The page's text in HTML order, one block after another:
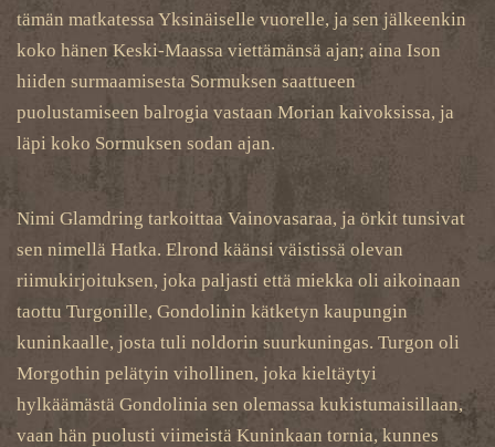
tämän matkatessa Yksinäiselle vuorelle, ja sen jälkeenkin
koko hänen Keski-Maassa viettämänsä ajan; aina Ison
hiiden surmaamisesta Sormuksen saattueen
puolustamiseen balrogia vastaan Morian kaivoksissa, ja
läpi koko Sormuksen sodan ajan.
Nimi Glamdring tarkoittaa Vainovasaraa, ja örkit tunsivat
sen nimellä Hatka. Elrond käänsi väistissä olevan
riimukirjoituksen, joka paljasti että miekka oli aikoinaan
taottu Turgonille, Gondolinin kätketyn kaupungin
kuninkaalle, josta tuli noldorin suurkuningas. Turgon oli
Morgothin pelätyin vihollinen, joka kieltäytyi
hylkäämästä Gondolinia sen olemassa kukistumaisillaan,
vaan hän puolusti viimeistä Kuninkaan tornia, kunnes